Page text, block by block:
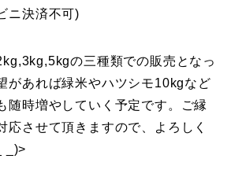
ニ決済不可)
の三種類での販売となっ
があれば緑米やハツシモ10kgなど
随時増やしていく予定です。ご縁
応させて頂きますので、よろしく
_)>